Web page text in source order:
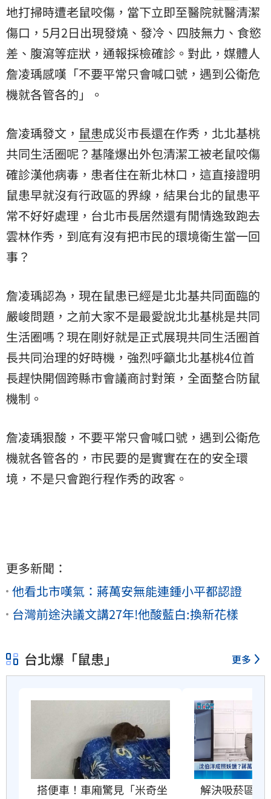
地打掃時遭老鼠咬傷，當下立即至醫院就醫清潔
傷口，5月2日出現發燒、發冷、四肢無力、食慾
差、腹瀉等症狀，通報採檢確診。對此，媒體人
詹凌瑀感嘆「不要平常只會喊口號，遇到公衛危
機就各管各的」。
詹凌瑀發文， 鼠患成災市長還在作秀，北北基桃
共同生活圈呢？基隆爆出外包清潔工被老鼠咬傷
確診漢他病毒，患者住在新北林口，這直接證明
鼠患早就沒有行政區的界線，結果台北的鼠患平
常不好好處理，台北市長居然還有閒情逸致跑去
雲林作秀，到底有沒有把市民的環境衛生當一回
事？
詹凌瑀認為，現在鼠患已經是北北基共同面臨的
嚴峻問題，之前大家不是最愛說北北基桃是共同
生活圈嗎？現在剛好就是正式展現共同生活圈首
長共同治理的好時機，強烈呼籲北北基桃4位首
長趕快開個跨縣市會議商討對策，全面整合防鼠
機制。
詹凌瑀狠酸，不要平常只會喊口號，遇到公衛危
機就各管各的，市民要的是實實在在的安全環
境，不是只會跑行程作秀的政客。
更多新聞：
他看北市嘆氣：蔣萬安無能連鍾小平都認證
台灣前途決議文講27年!他酸藍白:換新花樣
台北爆「鼠患」 更多
搭便車！車廂驚見「米奇坐
解決吸菸區、